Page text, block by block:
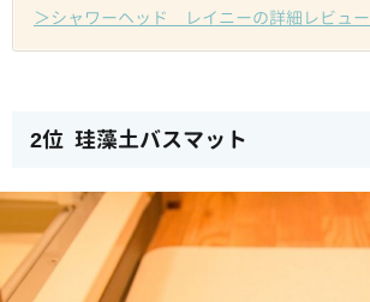
＞シャワーヘッド レイニーの詳細レビュー
2位 珪藻土バスマット